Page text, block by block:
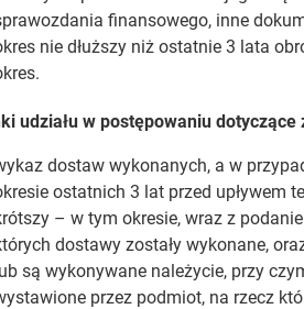
finansowego, inne
nie dłuższy niż ostatnie 3 lata
udziału w postępowaniu
dostaw wykonanych, a w
ostatnich 3 lat przed upływem
– w tym okresie, wraz z
dostawy zostały wykonane,
są wykonywane należycie, przy
przez podmiot, na rzecz